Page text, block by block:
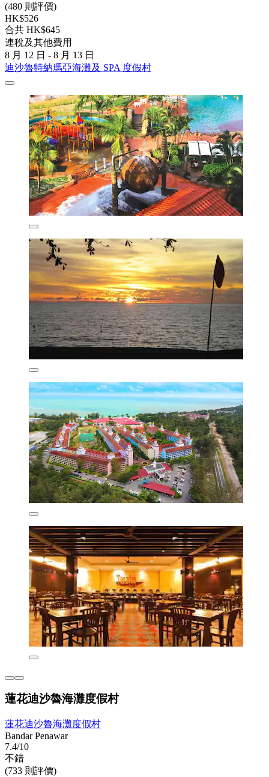
(480 則評價)
HK$526
合共 HK$645
連稅及其他費用
8 月 12 日 - 8 月 13 日
迪沙魯特納瑪亞海灘及 SPA 度假村
蓮花迪沙魯海灘度假村
蓮花迪沙魯海灘度假村
Bandar Penawar
7.4/10
不錯
(733 則評價)